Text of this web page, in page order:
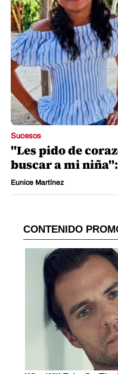
Sucesos
"Les pido de
buscar a mi
Eunice Martínez